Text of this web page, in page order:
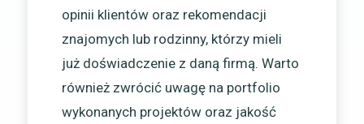
opinii klientów oraz rekomendacji
znajomych lub rodzinny, którzy mieli
już doświadczenie z daną firmą. Warto
również zwrócić uwagę na portfolio
wykonanych projektów oraz jakość